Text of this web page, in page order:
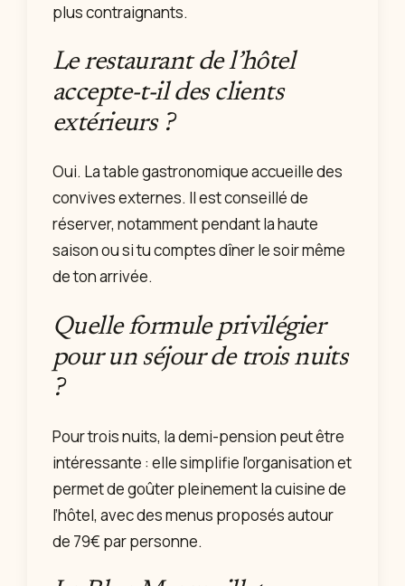
plus contraignants.
Le restaurant de l’hôtel
accepte-t-il des clients
extérieurs ?
Oui. La table gastronomique accueille des
convives externes. Il est conseillé de
réserver, notamment pendant la haute
saison ou si tu comptes dîner le soir même
de ton arrivée.
Quelle formule privilégier
pour un séjour de trois nuits
?
Pour trois nuits, la demi-pension peut être
intéressante : elle simplifie l’organisation et
permet de goûter pleinement la cuisine de
l’hôtel, avec des menus proposés autour
de 79€ par personne.